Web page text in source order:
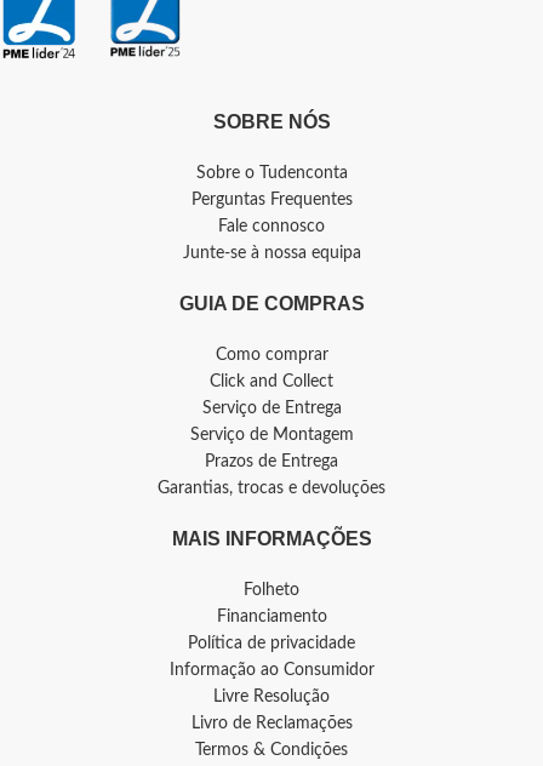
SOBRE NÓS
Sobre o Tudenconta
Perguntas Frequentes
Fale connosco
Junte-se à nossa equipa
GUIA DE COMPRAS
Como comprar
Click and Collect
Serviço de Entrega
Serviço de Montagem
Prazos de Entrega
Garantias, trocas e devoluções
MAIS INFORMAÇÕES
Folheto
Financiamento
Política de privacidade
Informação ao Consumidor
Livre Resolução
Livro de Reclamações
Termos & Condições